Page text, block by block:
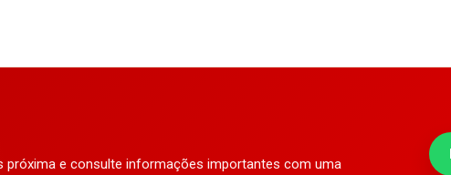
próxima e consulte informações importantes com uma